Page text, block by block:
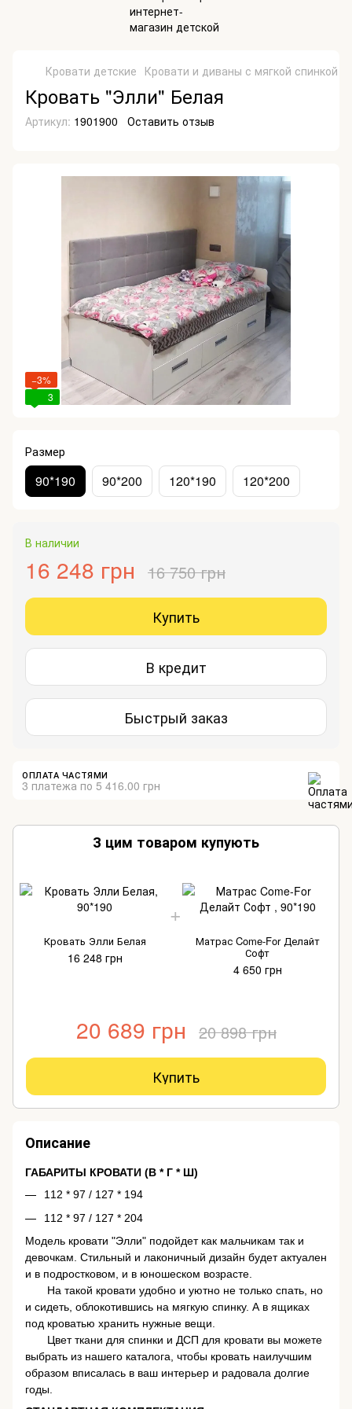
Кровати детские Кровати и диваны с мягкой спинкой
Кровать "Элли" Белая
Артикул: 1901900 Оставить отзыв
−3%
3
Размер
90*190 90*200 120*190 120*200
В наличии
16 248 грн 16 750 грн
Купить
В кредит
Быстрый заказ
ОПЛАТА ЧАСТЯМИ
3 платежа по 5 416.00 грн
З цим товаром купують
Кровать Элли Белая
16 248 грн
Матрас Come-For Делайт
Софт
4 650 грн
20 689 грн 20 898 грн
Купить
Описание
ГАБАРИТЫ КРОВАТИ (В * Г * Ш)
​112 * 97 / 127 * 194
112 * 97 / 127 * 204
Модель кровати "Элли" подойдет как мальчикам так и
девочкам. Стильный и лаконичный дизайн будет актуален
и в подростковом, и в юношеском возрасте.
На такой кровати удобно и уютно не только спать, но
и сидеть, облокотившись на мягкую спинку. А в ящиках
под кроватью хранить нужные вещи.
Цвет ткани для спинки и ДСП для кровати вы можете
выбрать из нашего каталога, чтобы кровать наилучшим
образом вписалась в ваш интерьер и радовала долгие
годы.